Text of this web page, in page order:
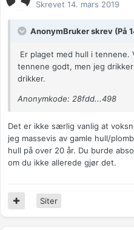
Skrevet 14. mars 2019
AnonymBruker skrev (På
Er plaget med hull i
tennene godt, men jeg
drikker.
Anonymkode: 28fdd...498
Det er ikke særlig vanlig at
jeg massevis av gamle hull/
hull på over 20 år. Du burde
om du ikke allerede gjør det.
Siter